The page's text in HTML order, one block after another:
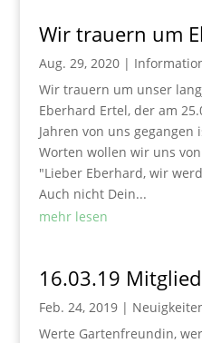
Wir trauern um
Aug. 29, 2020|
Wir trauern um unser
Eberhard Ertel, der am
Jahren von uns
Worten wollen wir uns
"Lieber Eberhard, wir
Auch nicht Dein...
mehr lesen
16.03.19
Feb. 24, 2019|
Werte Gartenfreundin,